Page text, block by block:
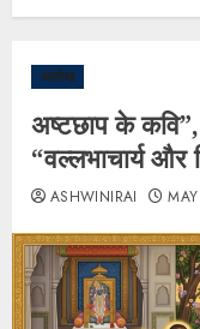
आलेख
अष्टछाप के
“वल्लभाचार्य
ASHWINIRAI